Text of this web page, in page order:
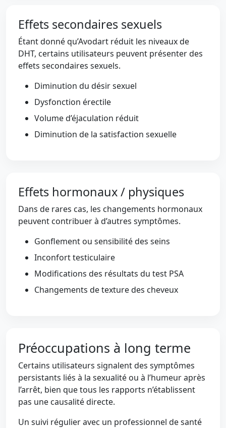
Effets secondaires sexuels
Étant donné qu’Avodart réduit les niveaux de
DHT, certains utilisateurs peuvent présenter des
effets secondaires sexuels.
Diminution du désir sexuel
Dysfonction érectile
Volume d’éjaculation réduit
Diminution de la satisfaction sexuelle
Effets hormonaux / physiques
Dans de rares cas, les changements hormonaux
peuvent contribuer à d’autres symptômes.
Gonflement ou sensibilité des seins
Inconfort testiculaire
Modifications des résultats du test PSA
Changements de texture des cheveux
Préoccupations à long terme
Certains utilisateurs signalent des symptômes
persistants liés à la sexualité ou à l’humeur après
l’arrêt, bien que tous les rapports n’établissent
pas une causalité directe.
Un suivi régulier avec un professionnel de santé